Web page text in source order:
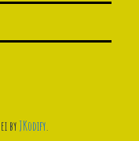
byJKodify.